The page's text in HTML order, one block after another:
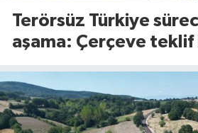
Terörsüz Türkiye
aşama: Çerçeve teklif